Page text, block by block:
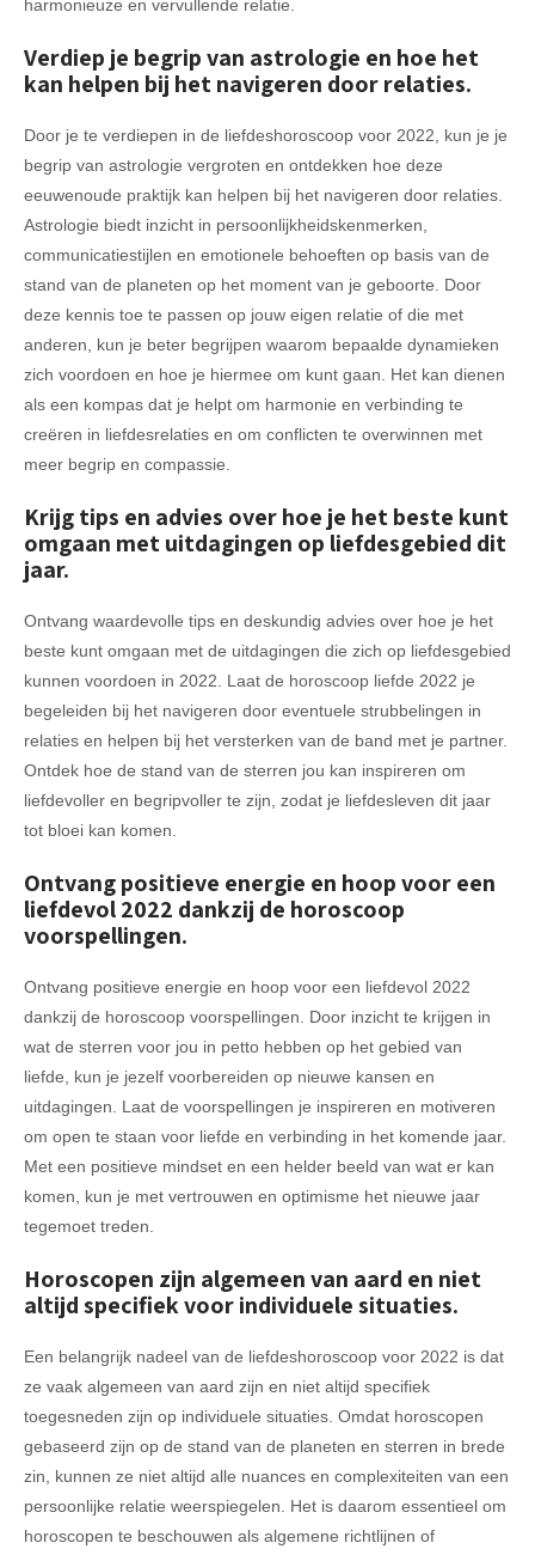
harmonieuze en vervullende relatie.
Verdiep je begrip van astrologie en hoe het
kan helpen bij het navigeren door relaties.
Door je te verdiepen in de liefdeshoroscoop voor 2022, kun je je
begrip van astrologie vergroten en ontdekken hoe deze
eeuwenoude praktijk kan helpen bij het navigeren door relaties.
Astrologie biedt inzicht in persoonlijkheidskenmerken,
communicatiestijlen en emotionele behoeften op basis van de
stand van de planeten op het moment van je geboorte. Door
deze kennis toe te passen op jouw eigen relatie of die met
anderen, kun je beter begrijpen waarom bepaalde dynamieken
zich voordoen en hoe je hiermee om kunt gaan. Het kan dienen
als een kompas dat je helpt om harmonie en verbinding te
creëren in liefdesrelaties en om conflicten te overwinnen met
meer begrip en compassie.
Krijg tips en advies over hoe je het beste kunt
omgaan met uitdagingen op liefdesgebied dit
jaar.
Ontvang waardevolle tips en deskundig advies over hoe je het
beste kunt omgaan met de uitdagingen die zich op liefdesgebied
kunnen voordoen in 2022. Laat de horoscoop liefde 2022 je
begeleiden bij het navigeren door eventuele strubbelingen in
relaties en helpen bij het versterken van de band met je partner.
Ontdek hoe de stand van de sterren jou kan inspireren om
liefdevoller en begripvoller te zijn, zodat je liefdesleven dit jaar
tot bloei kan komen.
Ontvang positieve energie en hoop voor een
liefdevol 2022 dankzij de horoscoop
voorspellingen.
Ontvang positieve energie en hoop voor een liefdevol 2022
dankzij de horoscoop voorspellingen. Door inzicht te krijgen in
wat de sterren voor jou in petto hebben op het gebied van
liefde, kun je jezelf voorbereiden op nieuwe kansen en
uitdagingen. Laat de voorspellingen je inspireren en motiveren
om open te staan voor liefde en verbinding in het komende jaar.
Met een positieve mindset en een helder beeld van wat er kan
komen, kun je met vertrouwen en optimisme het nieuwe jaar
tegemoet treden.
Horoscopen zijn algemeen van aard en niet
altijd specifiek voor individuele situaties.
Een belangrijk nadeel van de liefdeshoroscoop voor 2022 is dat
ze vaak algemeen van aard zijn en niet altijd specifiek
toegesneden zijn op individuele situaties. Omdat horoscopen
gebaseerd zijn op de stand van de planeten en sterren in brede
zin, kunnen ze niet altijd alle nuances en complexiteiten van een
persoonlijke relatie weerspiegelen. Het is daarom essentieel om
horoscopen te beschouwen als algemene richtlijnen of